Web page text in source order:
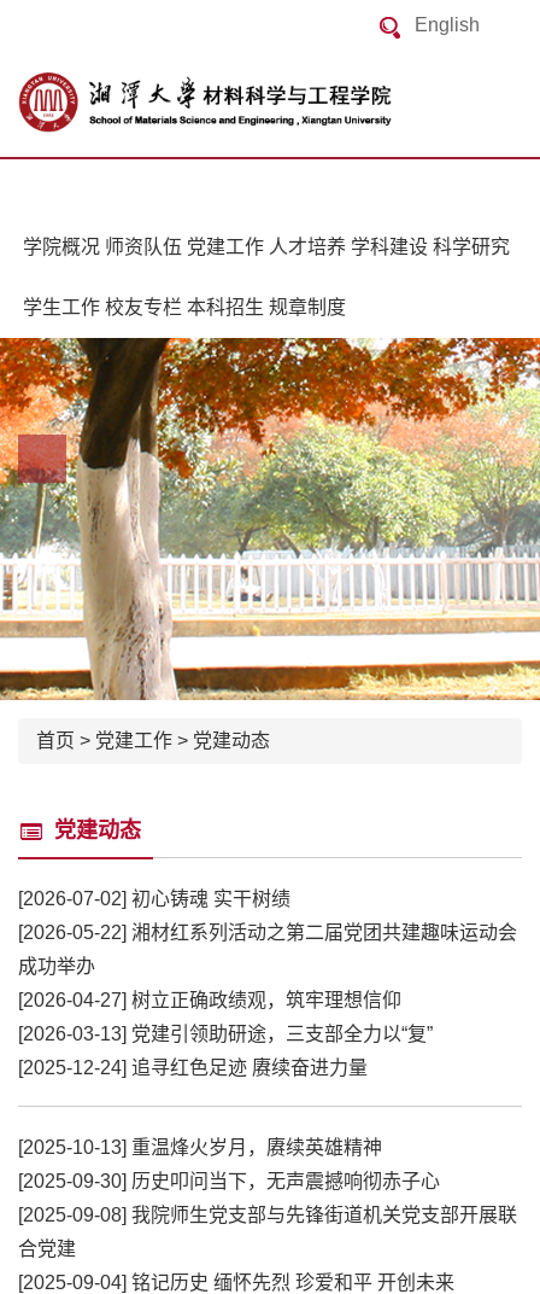
English
学院概况 师资队伍 党建工作 人才培养 学科建设 科学研究
学生工作 校友专栏 本科招生 规章制度
首页 > 党建工作 > 党建动态
党建动态
[2026-07-02] 初心铸魂 实干树绩
[2026-05-22] 湘材红系列活动之第二届党团共建趣味运动会
成功举办
[2026-04-27] 树立正确政绩观，筑牢理想信仰
[2026-03-13] 党建引领助研途，三支部全力以“复”
[2025-12-24] 追寻红色足迹 赓续奋进力量
[2025-10-13] 重温烽火岁月，赓续英雄精神
[2025-09-30] 历史叩问当下，无声震撼响彻赤子心
[2025-09-08] 我院师生党支部与先锋街道机关党支部开展联
合党建
[2025-09-04] 铭记历史 缅怀先烈 珍爱和平 开创未来